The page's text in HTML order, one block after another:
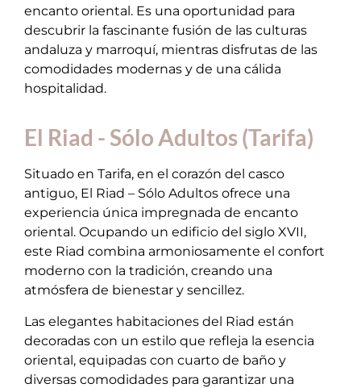
encanto oriental. Es una oportunidad para
descubrir la fascinante fusión de las culturas
andaluza y marroquí, mientras disfrutas de las
comodidades modernas y de una cálida
hospitalidad.
El Riad - Sólo Adultos (Tarifa)
Situado en Tarifa, en el corazón del casco
antiguo, El Riad – Sólo Adultos ofrece una
experiencia única impregnada de encanto
oriental. Ocupando un edificio del siglo XVII,
este Riad combina armoniosamente el confort
moderno con la tradición, creando una
atmósfera de bienestar y sencillez.
Las elegantes habitaciones del Riad están
decoradas con un estilo que refleja la esencia
oriental, equipadas con cuarto de baño y
diversas comodidades para garantizar una